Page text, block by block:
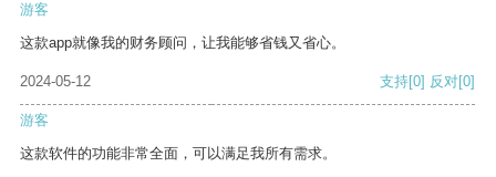
游客
这款app就像我的财务顾问，让我能够省钱又省心。
2024-05-12 支持[0] 反对[0]
游客
这款软件的功能非常全面，可以满足我所有需求。